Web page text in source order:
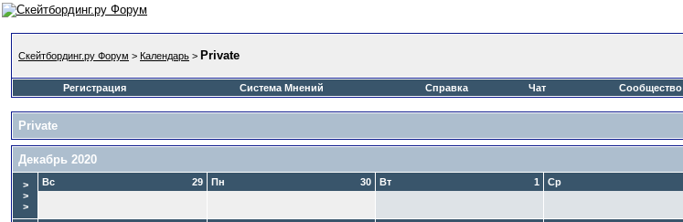
Скейтбординг.ру Форум > Календарь > Private
Регистрация
Система Мнений Справка Чат Сообщество
Private
Декабрь 2020
>
>
>
29
Вс 30
Пн 1
Вт Ср